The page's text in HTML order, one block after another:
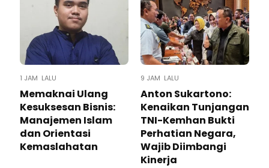
1 JAM LALU
Memaknai Ulang
Kesuksesan Bisnis:
Manajemen Islam
dan Orientasi
Kemaslahatan
9 JAM LALU
Anton Sukartono:
Kenaikan Tunjangan
TNI-Kemhan Bukti
Perhatian Negara,
Wajib Diimbangi
Kinerja